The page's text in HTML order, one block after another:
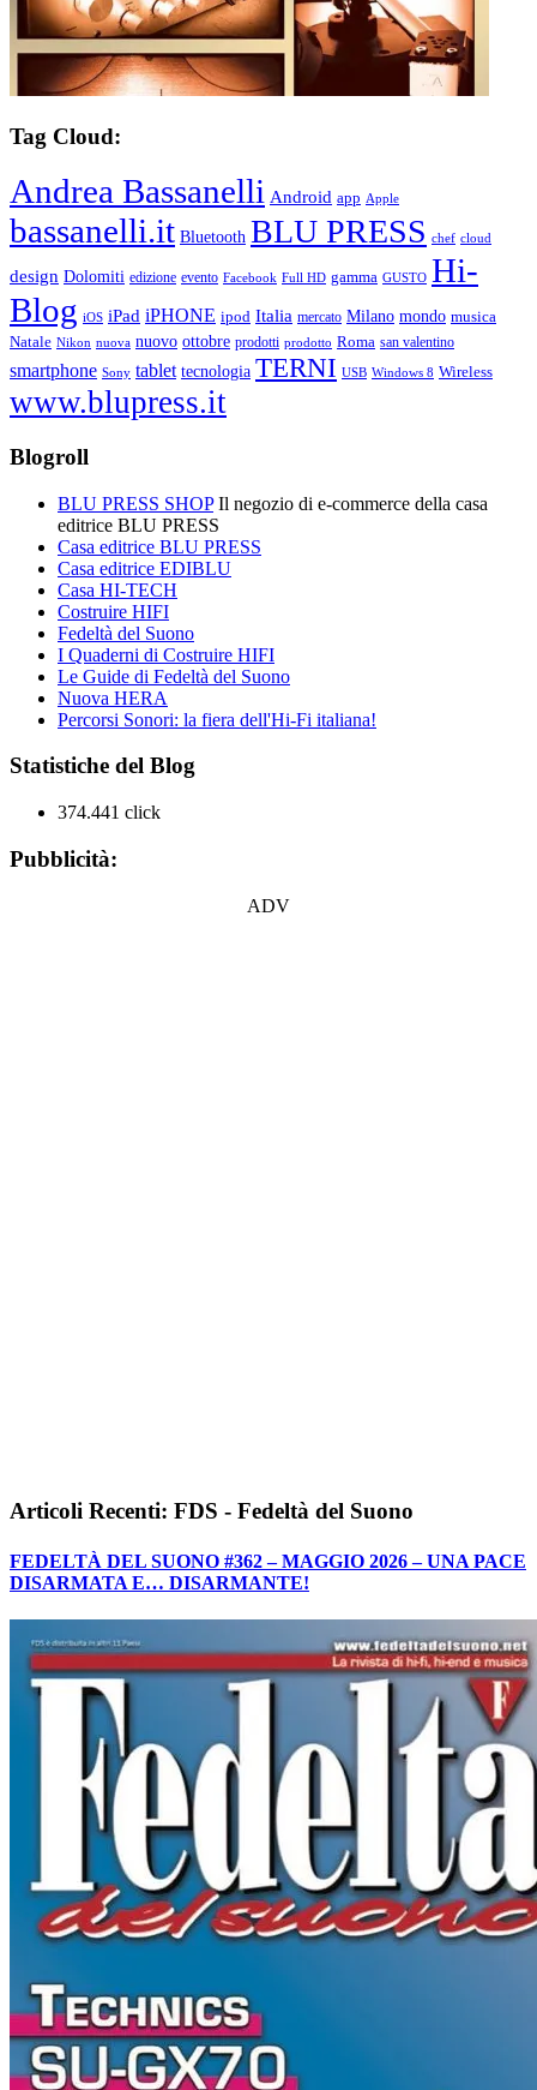
Tag Cloud:
Andrea Bassanelli Android app Apple
bassanelli.it Bluetooth BLU PRESS chef cloud
design Dolomiti edizione evento Facebook Full HD gamma GUSTO Hi-
Blog iOS iPad iPHONE ipod Italia mercato Milano mondo musica
Natale Nikon nuova nuovo ottobre prodotti prodotto Roma san valentino
smartphone Sony tablet tecnologia TERNI USB Windows 8 Wireless
www.blupress.it
Blogroll
BLU PRESS SHOPIl negozio di e-commerce della casa
editrice BLU PRESS
Casa editrice BLU PRESS
Casa editrice EDIBLU
Casa HI-TECH
Costruire HIFI
Fedeltà del Suono
I Quaderni di Costruire HIFI
Le Guide di Fedeltà del Suono
Nuova HERA
Percorsi Sonori: la fiera dell'Hi-Fi italiana!
Statistiche del Blog
374.441 click
Pubblicità:
ADV
Articoli Recenti: FDS - Fedeltà del Suono
FEDELTÀ DEL SUONO #362 – MAGGIO 2026 – UNA PACE
DISARMATA E… DISARMANTE!